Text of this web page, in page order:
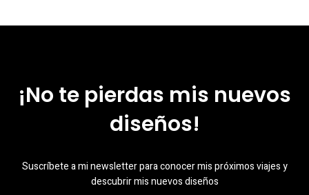
¡No te pierdas mis nuevos
diseños!
Suscríbete a mi newsletter para conocer mis próximos viajes y
descubrir mis nuevos diseños